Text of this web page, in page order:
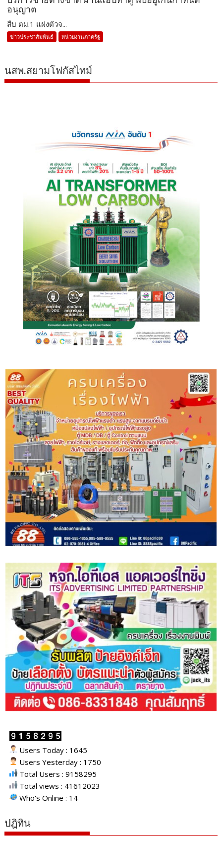
อนุญาต
สืบ ตม.1 แฝงตัวจ...
ข่าวประชาสัมพันธ์ หน่วยงานภาครัฐ
นสพ.สยามโฟกัสไทม์
Users Today : 1645
Users Yesterday : 1750
Total Users : 9158295
Total views : 41612023
Who's Online : 14
ปฎิทิน